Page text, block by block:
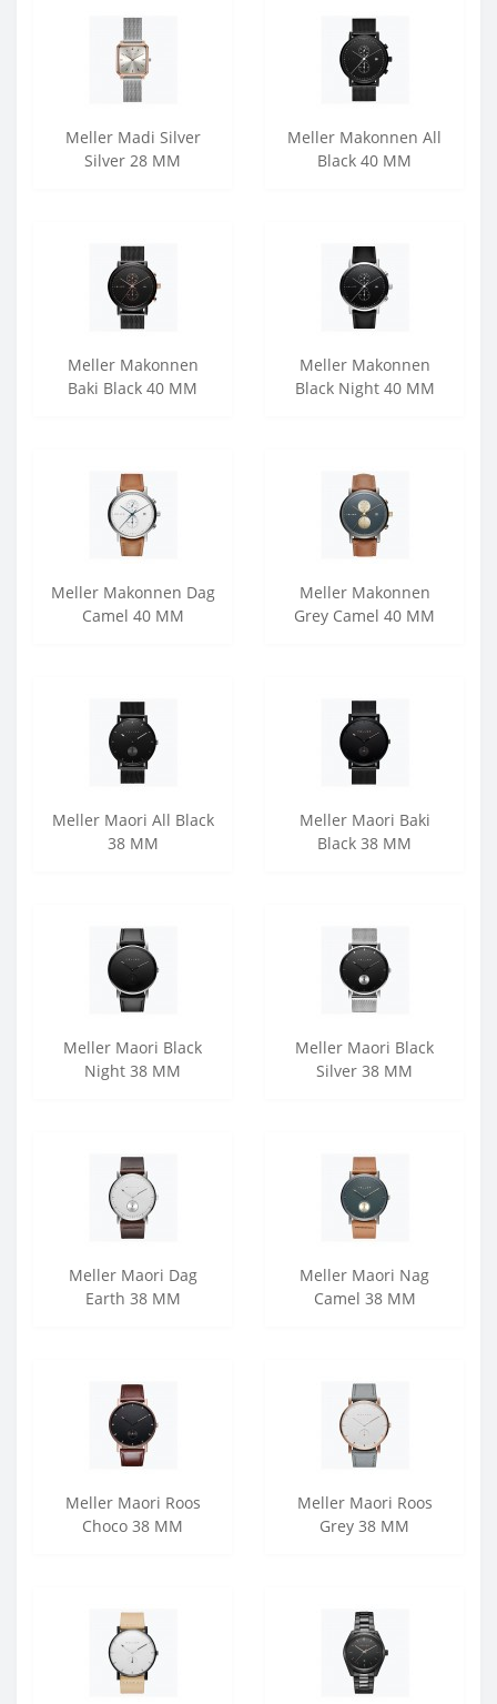
Meller Madi Silver
Silver 28 MM
Meller Makonnen All
Black 40 MM
Meller Makonnen
Baki Black 40 MM
Meller Makonnen
Black Night 40 MM
Meller Makonnen Dag
Camel 40 MM
Meller Makonnen
Grey Camel 40 MM
Meller Maori All Black
38 MM
Meller Maori Baki
Black 38 MM
Meller Maori Black
Night 38 MM
Meller Maori Black
Silver 38 MM
Meller Maori Dag
Earth 38 MM
Meller Maori Nag
Camel 38 MM
Meller Maori Roos
Choco 38 MM
Meller Maori Roos
Grey 38 MM